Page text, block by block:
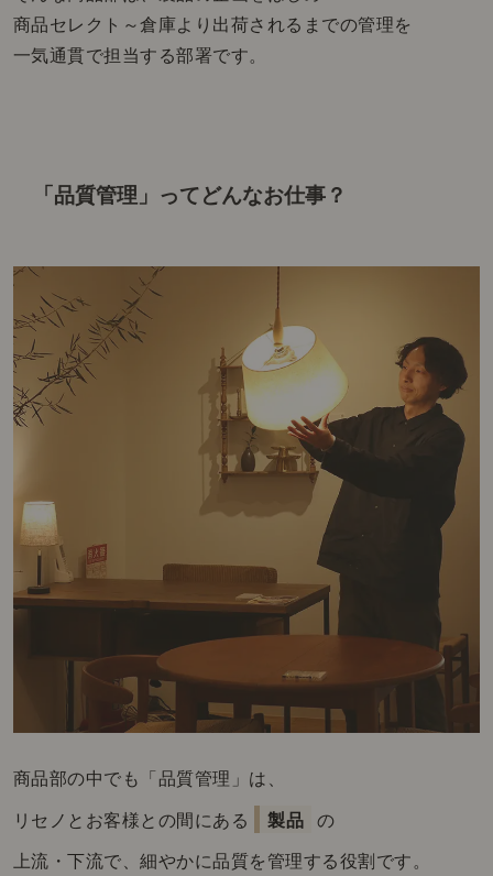
商品セレクト～倉庫より出荷されるまでの管理を
一気通貫で担当する部署です。
「品質管理」ってどんなお仕事？
商品部の中でも「品質管理」は、
リセノとお客様との間にある 製品 の
上流・下流で、細やかに品質を管理する役割です。